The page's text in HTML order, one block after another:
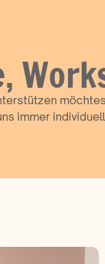
immer